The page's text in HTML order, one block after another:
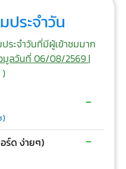
ระจำวัน
ะจำวันที่มีผู้เข้าชมมาก
มูลวันที่ 06/08/2569 |
)
)
-
ร์ด ง่ายๆ) -